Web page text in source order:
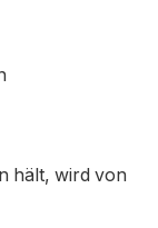
hält, wird von